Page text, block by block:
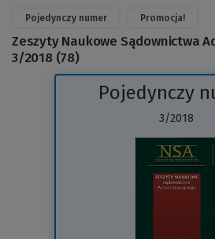
Pojedynczy numer Promocja!
Zeszyty Naukowe Sądownictwa
3/2018 (78)
Pojedynczy
3/2018